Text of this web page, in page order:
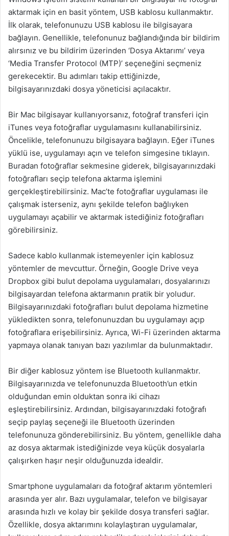
aktarmak için en basit yöntem, USB kablosu kullanmaktır.
İlk olarak, telefonunuzu USB kablosu ile bilgisayara
bağlayın. Genellikle, telefonunuz bağlandığında bir bildirim
alırsınız ve bu bildirim üzerinden ‘Dosya Aktarımı’ veya
‘Media Transfer Protocol (MTP)’ seçeneğini seçmeniz
gerekecektir. Bu adımları takip ettiğinizde,
bilgisayarınızdaki dosya yöneticisi açılacaktır.
Bir Mac bilgisayar kullanıyorsanız, fotoğraf transferi için
iTunes veya fotoğraflar uygulamasını kullanabilirsiniz.
Öncelikle, telefonunuzu bilgisayara bağlayın. Eğer iTunes
yüklü ise, uygulamayı açın ve telefon simgesine tıklayın.
Buradan fotoğraflar sekmesine giderek, bilgisayarınızdaki
fotoğrafları seçip telefona aktarma işlemini
gerçekleştirebilirsiniz. Mac’te fotoğraflar uygulaması ile
çalışmak isterseniz, aynı şekilde telefon bağlıyken
uygulamayı açabilir ve aktarmak istediğiniz fotoğrafları
görebilirsiniz.
Sadece kablo kullanmak istemeyenler için kablosuz
yöntemler de mevcuttur. Örneğin, Google Drive veya
Dropbox gibi bulut depolama uygulamaları, dosyalarınızı
bilgisayardan telefona aktarmanın pratik bir yoludur.
Bilgisayarınızdaki fotoğrafları bulut depolama hizmetine
yükledikten sonra, telefonunuzdan bu uygulamayı açıp
fotoğraflara erişebilirsiniz. Ayrıca, Wi-Fi üzerinden aktarma
yapmaya olanak tanıyan bazı yazılımlar da bulunmaktadır.
Bir diğer kablosuz yöntem ise Bluetooth kullanmaktır.
Bilgisayarınızda ve telefonunuzda Bluetooth’un etkin
olduğundan emin olduktan sonra iki cihazı
eşleştirebilirsiniz. Ardından, bilgisayarınızdaki fotoğrafı
seçip paylaş seçeneği ile Bluetooth üzerinden
telefonunuza gönderebilirsiniz. Bu yöntem, genellikle daha
az dosya aktarmak istediğinizde veya küçük dosyalarla
çalışırken haşır neşir olduğunuzda idealdir.
Smartphone uygulamaları da fotoğraf aktarım yöntemleri
arasında yer alır. Bazı uygulamalar, telefon ve bilgisayar
arasında hızlı ve kolay bir şekilde dosya transferi sağlar.
Özellikle, dosya aktarımını kolaylaştıran uygulamalar,